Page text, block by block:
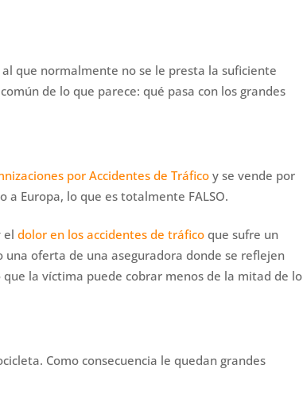
que normalmente no se le presta la suficiente
de lo que parece: qué pasa con los grandes
por Accidentes de Tráficoy se vende por
a Europa, lo que es totalmente FALSO.
el dolor en los accidentes de tráfico que sufre un
una oferta de una aseguradora donde se reflejen
la víctima puede cobrar menos de la mitad de lo
Como consecuencia le quedan grandes